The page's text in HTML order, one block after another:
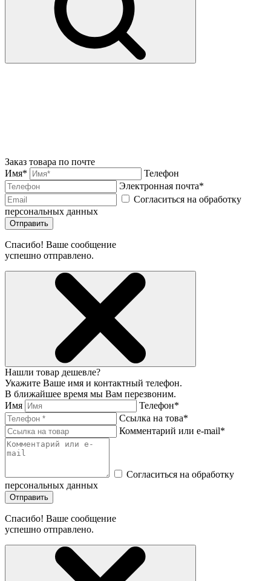
Заказ товара по почте
Имя*
Телефон
Электронная почта*
Согласиться на обработку
персональных данных
Отправить
Спасибо! Ваше сообщение
успешно отправлено.
Нашли товар дешевле?
Укажите Ваше имя и контактный телефон.
В ближайшее время мы Вам перезвоним.
Имя
Телефон*
Ссылка на това*
Комментарий или e-mail*
Согласиться на обработку
персональных данных
Отправить
Спасибо! Ваше сообщение
успешно отправлено.